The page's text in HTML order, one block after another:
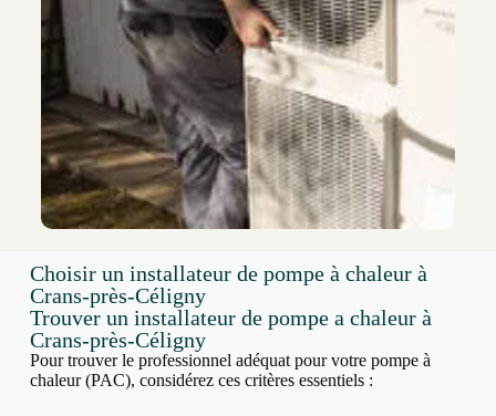
Choisir un installateur de pompe à chaleur à
Crans-près-Céligny
Trouver un installateur de pompe a chaleur à
Crans-près-Céligny
Pour trouver le professionnel adéquat pour votre pompe à
chaleur (PAC), considérez ces critères essentiels :